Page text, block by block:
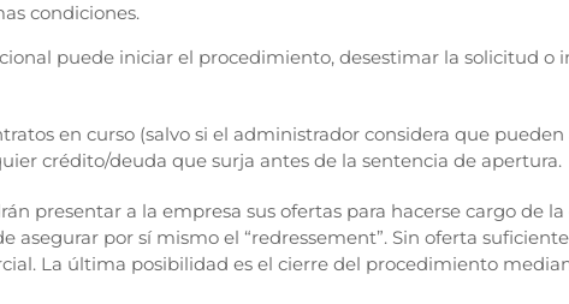
condiciones.
puede iniciar el procedimiento, desestimar la solicitud o
en curso (salvo si el administrador considera que
crédito/deuda que surja antes de la sentencia de apertura.
presentar a la empresa sus ofertas para hacerse cargo de
asegurar por sí mismo el “redressement”. Sin oferta
La última posibilidad es el cierre del procedimiento